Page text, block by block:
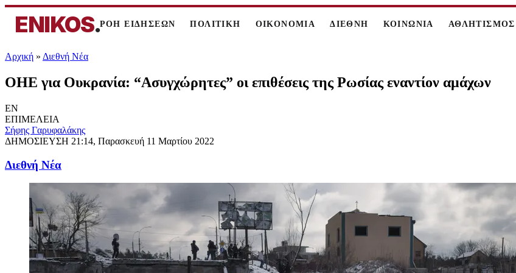
ENIKOS.ΡΟΗ ΕΙΔΗΣΕΩΝ ΠΟΛΙΤΙΚΗ ΟΙΚΟΝΟΜΙΑ ΔΙΕΘΝΗ ΚΟΙΝΩΝΙΑ ΑΘΛΗΤΙΣΜΟΣ
Αρχική » Διεθνή Νέα
ΟΗΕ για Ουκρανία: “Ασυγχώρητες” οι επιθέσεις της Ρωσίας εναντίον αμάχων
EN
ΕΠΙΜΕΛΕΙΑ
Σήφης Γαρυφαλάκης
ΔΗΜΟΣΙΕΥΣΗ 21:14, Παρασκευή 11 Μαρτίου 2022
Διεθνή Νέα